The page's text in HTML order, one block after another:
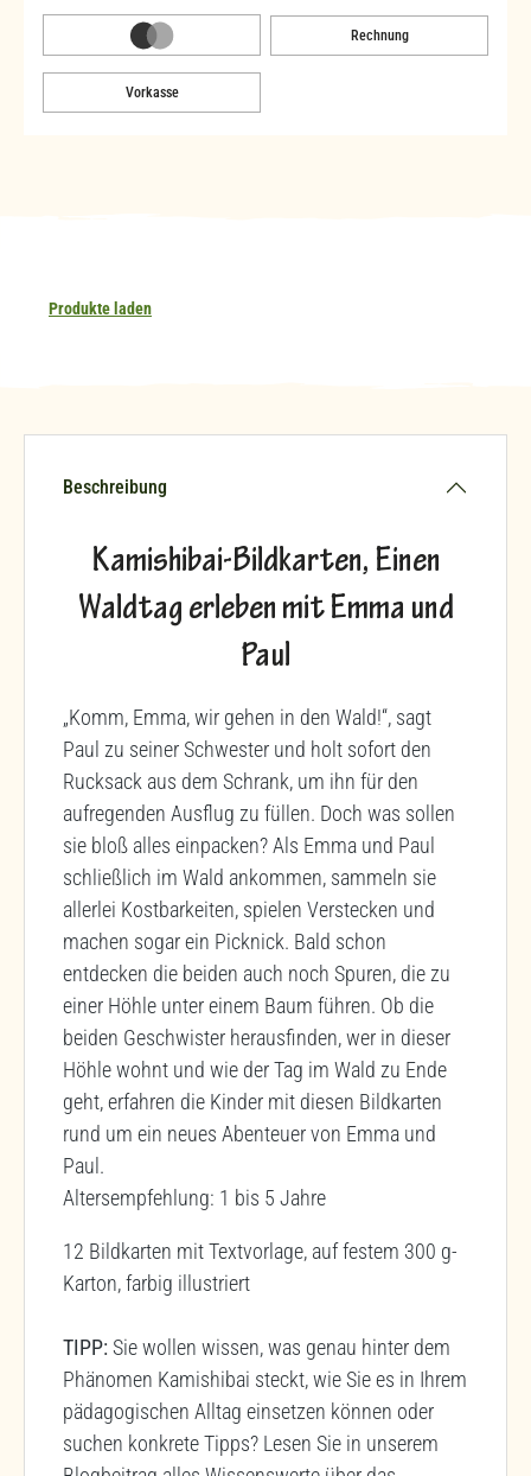
Rechnung
Vorkasse
Produkte laden
Beschreibung
Kamishibai-Bildkarten, Einen
Waldtag erleben mit Emma und
Paul
„Komm, Emma, wir gehen in den Wald!“, sagt
Paul zu seiner Schwester und holt sofort den
Rucksack aus dem Schrank, um ihn für den
aufregenden Ausflug zu füllen. Doch was sollen
sie bloß alles einpacken? Als Emma und Paul
schließlich im Wald ankommen, sammeln sie
allerlei Kostbarkeiten, spielen Verstecken und
machen sogar ein Picknick. Bald schon
entdecken die beiden auch noch Spuren, die zu
einer Höhle unter einem Baum führen. Ob die
beiden Geschwister herausfinden, wer in dieser
Höhle wohnt und wie der Tag im Wald zu Ende
geht, erfahren die Kinder mit diesen Bildkarten
rund um ein neues Abenteuer von Emma und
Paul.
Altersempfehlung: 1 bis 5 Jahre
12 Bildkarten mit Textvorlage, auf festem 300 g-
Karton, farbig illustriert
TIPP: Sie wollen wissen, was genau hinter dem
Phänomen Kamishibai steckt, wie Sie es in Ihrem
pädagogischen Alltag einsetzen können oder
suchen konkrete Tipps? Lesen Sie in unserem